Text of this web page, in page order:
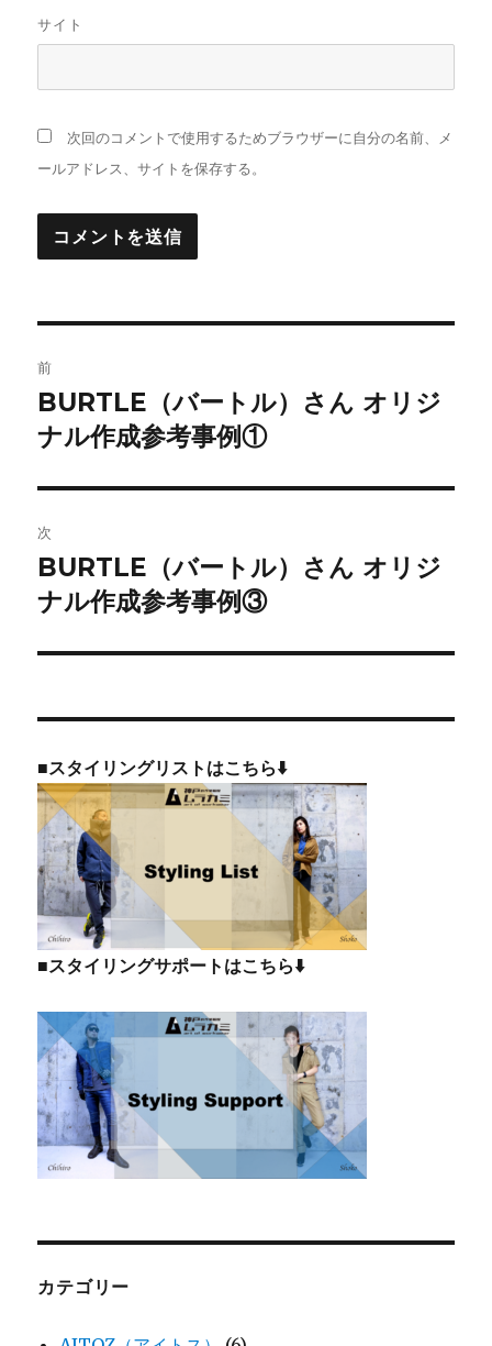
サイト
次回のコメントで使用するためブラウザーに自分の名前、メ
ールアドレス、サイトを保存する。
稿
ナ
ビ
ゲ
ー
シ
ン
前
前
の
稿:
BURTLE（バートル）さん オリジ
ナル作成参考事例①
次
次
の
稿:
BURTLE（バートル）さん オリジ
ナル作成参考事例③
■スタイリングリストはこちら⬇️
■スタイリングサポートはこちら⬇️
カテゴリー